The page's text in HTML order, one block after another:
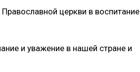
церкви в воспитание
и уважение в нашей стране и